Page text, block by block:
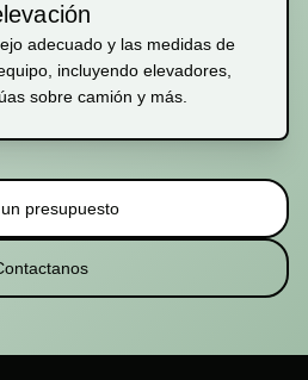
adecuado y las medidas de
incluyendo elevadores,
sobre camión y más.
presupuesto